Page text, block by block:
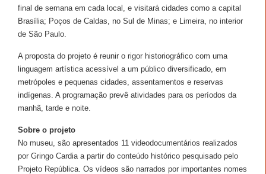
final de semana em cada local, e visitará cidades como a capital
Brasília; Poços de Caldas, no Sul de Minas; e Limeira, no interior
de São Paulo.
A proposta do projeto é reunir o rigor historiográfico com uma
linguagem artística acessível a um público diversificado, em
metrópoles e pequenas cidades, assentamentos e reservas
indígenas. A programação prevê atividades para os períodos da
manhã, tarde e noite.
Sobre o projeto
No museu, são apresentados 11 videodocumentários realizados
por Gringo Cardia a partir do conteúdo histórico pesquisado pelo
Projeto República. Os vídeos são narrados por importantes nomes